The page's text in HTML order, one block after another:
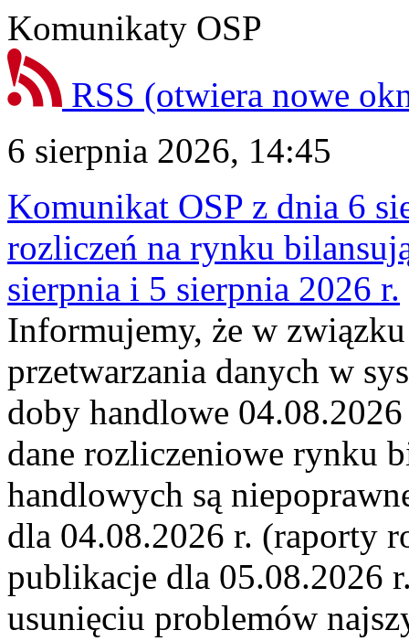
Komunikaty OSP
RSS (otwiera nowe
6 sierpnia 2026, 14:45
Komunikat OSP z dnia 6
rozliczeń na rynku
sierpnia i 5 sierpnia 2026 r.
Informujemy, że w
przetwarzania danych w
doby handlowe
dane rozliczeniowe rynku
handlowych są
dla 04.08.2026 r. (raporty
publikacje dla 05.08.2026
usunięciu problemów